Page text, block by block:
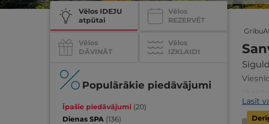
Vēlos IDEJU
atpūtai
Vēlos
REZERVĒT
Vēlos
DĀVINĀT
Vēlos
IZKLAIDI
Populārākie piedāvājumi
Īpašie piedāvājumi (20)
Dienas SPA (136)
Lasīt